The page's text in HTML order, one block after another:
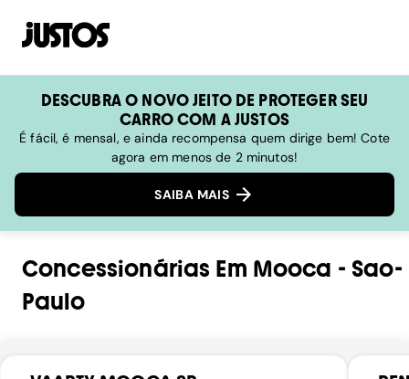
DESCUBRA O NOVO JEITO DE PROTEGER SEU
CARRO COM A JUSTOS
É fácil, é mensal, e ainda recompensa quem dirige bem! Cote
agora em menos de 2 minutos!
SAIBA MAIS
Concessionárias Em Mooca - Sao-
Paulo